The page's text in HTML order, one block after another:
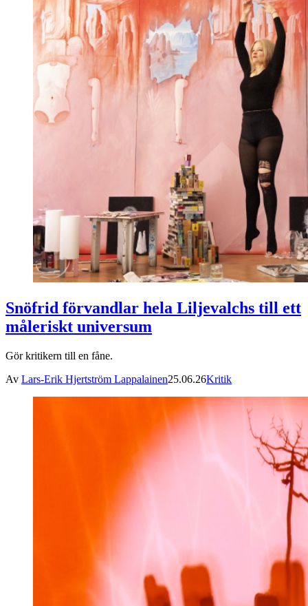
Snöfrid förvandlar hela Liljevalchs till ett
måleriskt universum
Gör kritikern till en fåne.
Av Lars-Erik Hjertström Lappalainen25.06.26Kritik